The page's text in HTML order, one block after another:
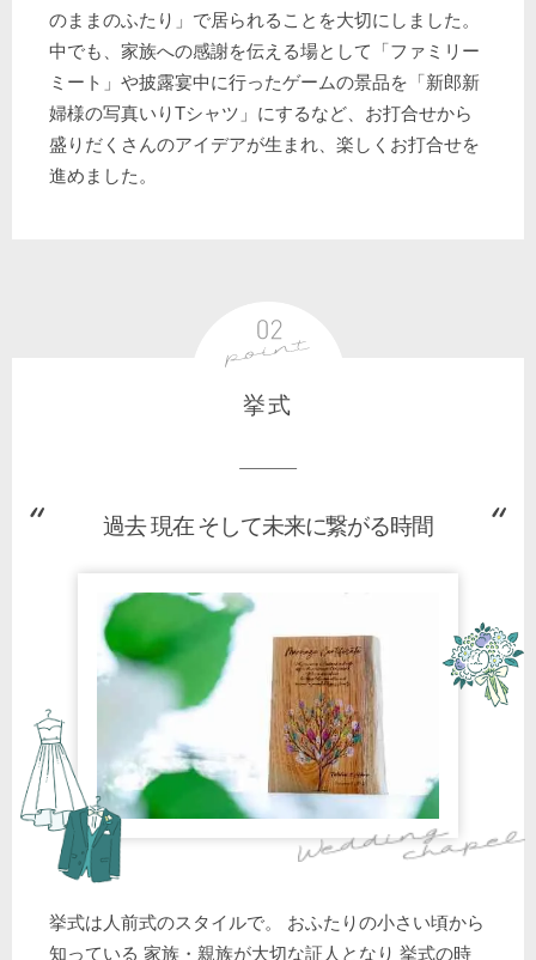
のままのふたり」で居られることを大切にしました。
中でも、家族への感謝を伝える場として「ファミリー
ミート」や披露宴中に行ったゲームの景品を「新郎新
婦様の写真いりTシャツ」にするなど、お打合せから
盛りだくさんのアイデアが生まれ、楽しくお打合せを
進めました。
挙式
過去 現在 そして未来に繋がる時間
挙式は人前式のスタイルで。 おふたりの小さい頃から
知っている 家族・親族が大切な証人となり 挙式の時